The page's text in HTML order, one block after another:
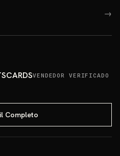
→
VENDEDOR VERIFICADO
Completo